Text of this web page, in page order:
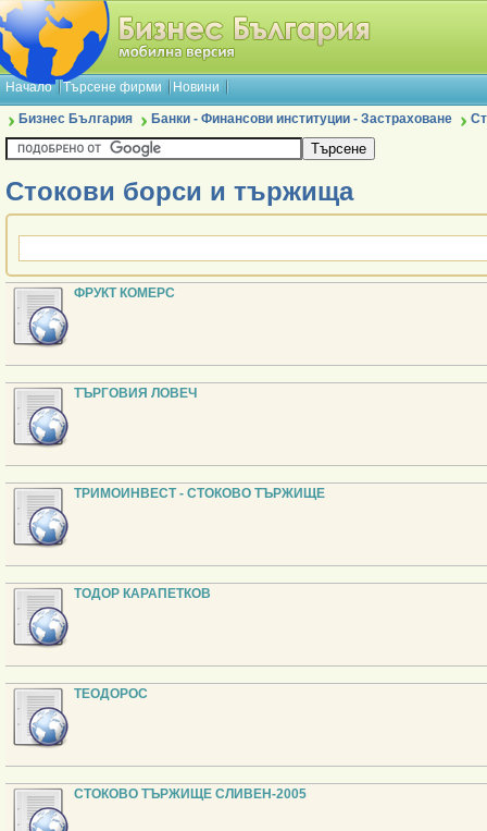
Начало Търсене фирми Новини
Бизнес България Банки - Финансови институции - Застраховане
Стокови борси и тържища
ФРУКТ КОМЕРС
ТЪРГОВИЯ ЛОВЕЧ
ТРИМОИНВЕСТ - СТОКОВО ТЪРЖИЩЕ
ТОДОР КАРАПЕТКОВ
ТЕОДОРОС
СТОКОВО ТЪРЖИЩЕ СЛИВЕН-2005